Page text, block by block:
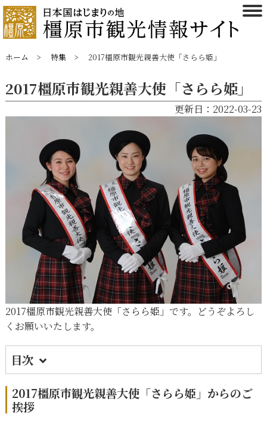
ホーム 特集 2017橿原市観光親善大使「さらら姫」
2017橿原市観光親善大使「さらら姫」
更新日：2022-03-23
2017橿原市観光親善大使「さらら姫」です。どうぞよろし
くお願いいたします。
目次
1. 2017橿原市観光親善大使「さらら姫」からの
ご挨拶
2.
2017橿原市観光親善大使「さらら姫」からのご
挨拶